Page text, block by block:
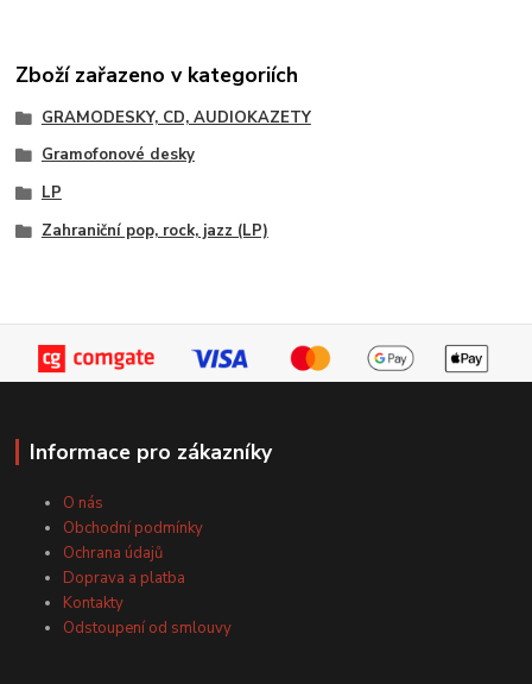
Zboží zařazeno v kategoriích
GRAMODESKY, CD, AUDIOKAZETY
Gramofonové desky
LP
Zahraniční pop, rock, jazz (LP)
Informace pro zákazníky
O nás
Obchodní podmínky
Ochrana údajů
Doprava a platba
Kontakty
Odstoupení od smlouvy